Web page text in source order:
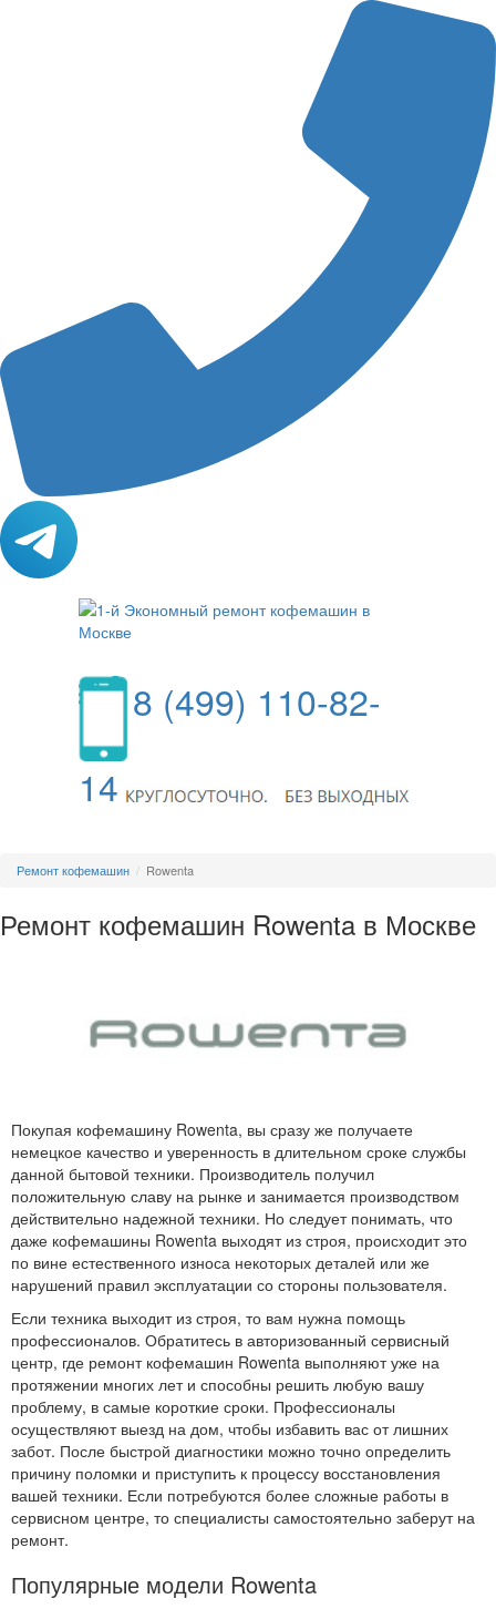
8 (499) 110-82-
14
Ремонт кофемашин Rowenta
Ремонт кофемашин Rowenta в Москве
Покупая кофемашину Rowenta, вы сразу же получаете
немецкое качество и уверенность в длительном сроке службы
данной бытовой техники. Производитель получил
положительную славу на рынке и занимается производством
действительно надежной техники. Но следует понимать, что
даже кофемашины Rowenta выходят из строя, происходит это
по вине естественного износа некоторых деталей или же
нарушений правил эксплуатации со стороны пользователя.
Если техника выходит из строя, то вам нужна помощь
профессионалов. Обратитесь в авторизованный сервисный
центр, где ремонт кофемашин Rowenta выполняют уже на
протяжении многих лет и способны решить любую вашу
проблему, в самые короткие сроки. Профессионалы
осуществляют выезд на дом, чтобы избавить вас от лишних
забот. После быстрой диагностики можно точно определить
причину поломки и приступить к процессу восстановления
вашей техники. Если потребуются более сложные работы в
сервисном центре, то специалисты самостоятельно заберут на
ремонт.
Популярные модели Rowenta